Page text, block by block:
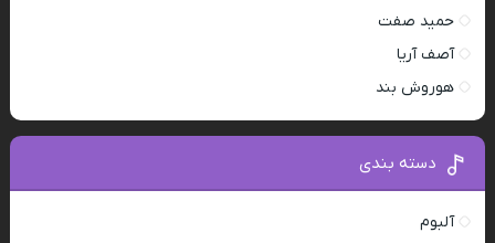
حمید صفت
آصف آریا
هوروش بند
دسته بندی
آلبوم